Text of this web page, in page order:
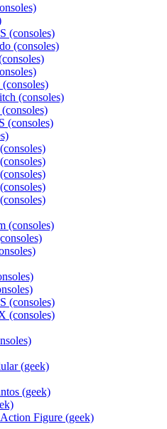
(consoles)
(consoles)
(consoles)
(consoles)
(consoles)
(consoles)
(consoles)
(geek)
(geek)
Figure (geek)